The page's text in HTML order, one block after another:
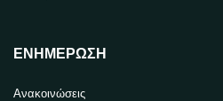
ΕΝΗΜΈΡΩΣΗ
Ανακοινώσεις